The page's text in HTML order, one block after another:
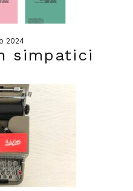
2024
simpatici